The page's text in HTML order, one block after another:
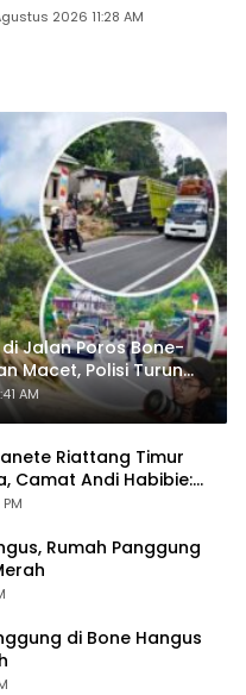
2026 11:28 AM
di Jalan Poros Bone-
Macet, Polisi Turun
AM
Riattang Timur
Camat Andi Habibie:
Baik Saja
Rumah Panggung
di Bone Hangus